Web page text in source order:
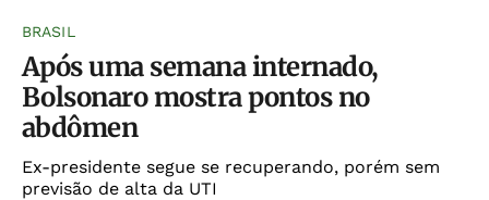
BRASIL
Após uma semana internado,
Bolsonaro mostra pontos no
abdômen
Ex-presidente segue se recuperando, porém sem
previsão de alta da UTI